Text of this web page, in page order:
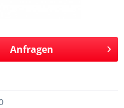
Anfragen